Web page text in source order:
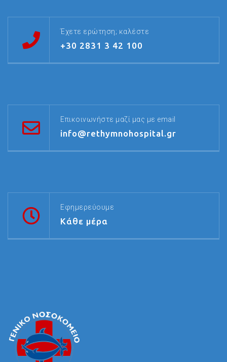
Έχετε ερώτηση; καλέστε
+30 2831 3 42 100
Επικοινωνήστε μαζί μας με email
info@rethymnohospital.gr
Εφημερεύουμε
Κάθε μέρα